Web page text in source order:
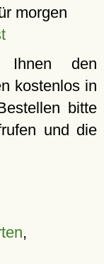
morgen
den
kostenlos in
bitte
und die
,